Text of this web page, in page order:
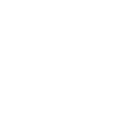
los siguientes
sobre los
de